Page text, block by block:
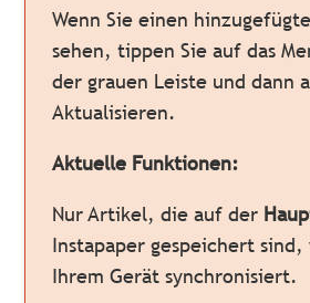
Wenn Sie einen
sehen, tippen Sie auf das
der grauen Leiste und dann
Aktualisieren.
Aktuelle Funktionen:
Nur Artikel, die auf der
Instapaper gespeichert
Ihrem Gerät synchronisiert.